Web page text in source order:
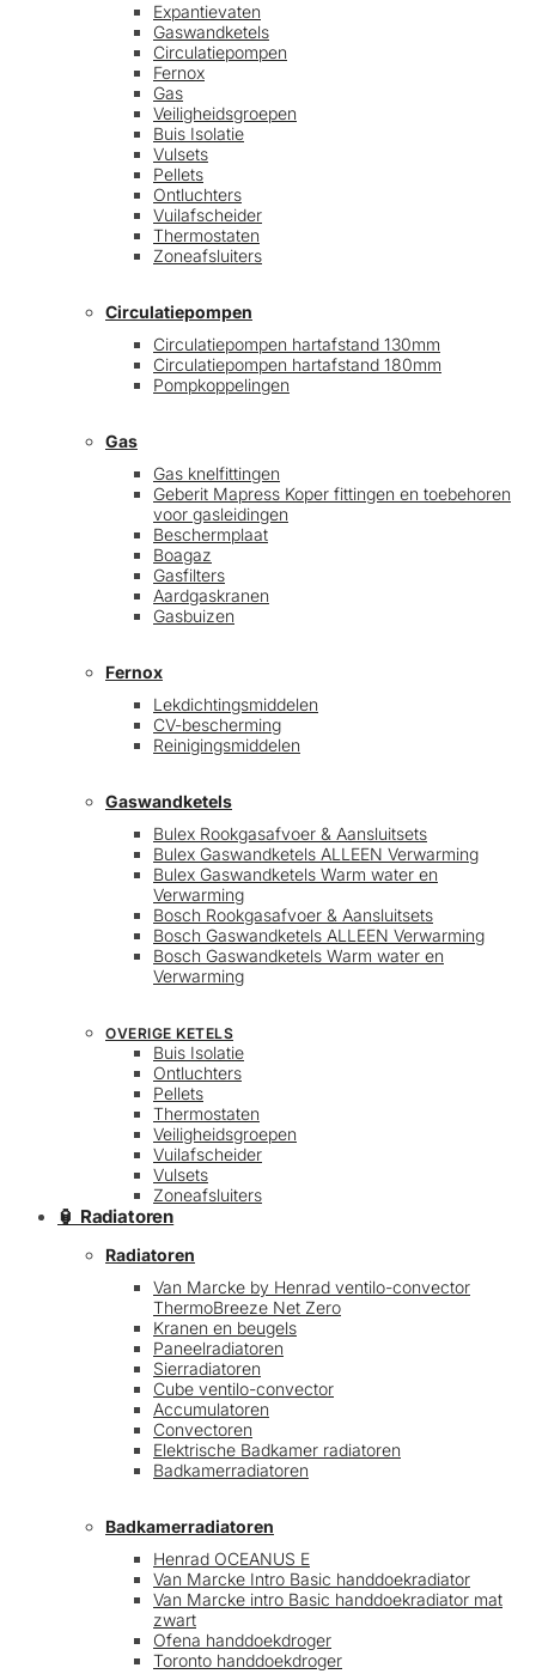
Expantievaten
Gaswandketels
Circulatiepompen
Fernox
Gas
Veiligheidsgroepen
Buis Isolatie
Vulsets
Pellets
Ontluchters
Vuilafscheider
Thermostaten
Zoneafsluiters
Circulatiepompen
Circulatiepompen hartafstand 130mm
Circulatiepompen hartafstand 180mm
Pompkoppelingen
Gas
Gas knelfittingen
Geberit Mapress Koper fittingen en toebehoren
voor gasleidingen
Beschermplaat
Boagaz
Gasfilters
Aardgaskranen
Gasbuizen
Fernox
Lekdichtingsmiddelen
CV-bescherming
Reinigingsmiddelen
Gaswandketels
Bulex Rookgasafvoer & Aansluitsets
Bulex Gaswandketels ALLEEN Verwarming
Bulex Gaswandketels Warm water en
Verwarming
Bosch Rookgasafvoer & Aansluitsets
Bosch Gaswandketels ALLEEN Verwarming
Bosch Gaswandketels Warm water en
Verwarming
OVERIGE KETELS
Buis Isolatie
Ontluchters
Pellets
Thermostaten
Veiligheidsgroepen
Vuilafscheider
Vulsets
Zoneafsluiters
🏮 Radiatoren
Radiatoren
Van Marcke by Henrad ventilo-convector
ThermoBreeze Net Zero
Kranen en beugels
Paneelradiatoren
Sierradiatoren
Cube ventilo-convector
Accumulatoren
Convectoren
Elektrische Badkamer radiatoren
Badkamerradiatoren
Badkamerradiatoren
Henrad OCEANUS E
Van Marcke Intro Basic handdoekradiator
Van Marcke intro Basic handdoekradiator mat
zwart
Ofena handdoekdroger
Toronto handdoekdroger